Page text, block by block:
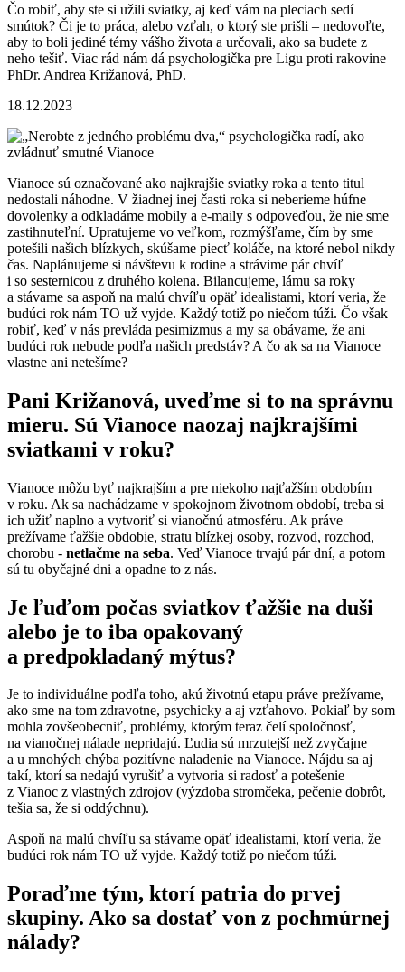
Čo robiť, aby ste si užili sviatky, aj keď vám na pleciach sedí
smútok? Či je to práca, alebo vzťah, o ktorý ste prišli – nedovoľte,
aby to boli jediné témy vášho života a určovali, ako sa budete z
neho tešiť. Viac rád nám dá psychologička pre Ligu proti rakovine
PhDr. Andrea Križanová, PhD.
18.12.2023
Vianoce sú označované ako najkrajšie sviatky roka a tento titul
nedostali náhodne. V žiadnej inej časti roka si neberieme húfne
dovolenky a odkladáme mobily a e-maily s odpoveďou, že nie sme
zastihnuteľní. Upratujeme vo veľkom, rozmýšľame, čím by sme
potešili našich blízkych, skúšame piecť koláče, na ktoré nebol nikdy
čas. Naplánujeme si návštevu k rodine a strávime pár chvíľ
i so sesternicou z druhého kolena. Bilancujeme, lámu sa roky
a stávame sa aspoň na malú chvíľu opäť idealistami, ktorí veria, že
budúci rok nám TO už vyjde. Každý totiž po niečom túži. Čo však
robiť, keď v nás prevláda pesimizmus a my sa obávame, že ani
budúci rok nebude podľa našich predstáv? A čo ak sa na Vianoce
vlastne ani netešíme?
Pani Križanová, uveďme si to na správnu
mieru. Sú Vianoce naozaj najkrajšími
sviatkami v roku?
Vianoce môžu byť najkrajším a pre niekoho najťažším obdobím
v roku. Ak sa nachádzame v spokojnom životnom období, treba si
ich užiť naplno a vytvoriť si vianočnú atmosféru. Ak práve
prežívame ťažšie obdobie, stratu blízkej osoby, rozvod, rozchod,
chorobu - netlačme na seba. Veď Vianoce trvajú pár dní, a potom
sú tu obyčajné dni a opadne to z nás.
Je ľuďom počas sviatkov ťažšie na duši
alebo je to iba opakovaný
a predpokladaný mýtus?
Je to individuálne podľa toho, akú životnú etapu práve prežívame,
ako sme na tom zdravotne, psychicky a aj vzťahovo. Pokiaľ by som
mohla zovšeobecniť, problémy, ktorým teraz čelí spoločnosť,
na vianočnej nálade nepridajú. Ľudia sú mrzutejší než zvyčajne
a u mnohých chýba pozitívne naladenie na Vianoce. Nájdu sa aj
takí, ktorí sa nedajú vyrušiť a vytvoria si radosť a potešenie
z Vianoc z vlastných zdrojov (výzdoba stromčeka, pečenie dobrôt,
tešia sa, že si oddýchnu).
Aspoň na malú chvíľu sa stávame opäť idealistami, ktorí veria, že
budúci rok nám TO už vyjde. Každý totiž po niečom túži.
Poraďme tým, ktorí patria do prvej
skupiny. Ako sa dostať von z pochmúrnej
nálady?